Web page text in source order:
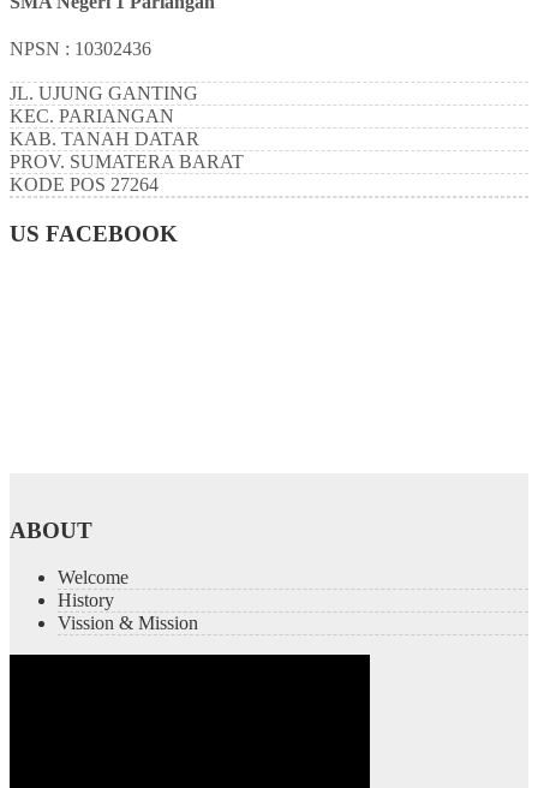
NPSN : 10302436
JL. UJUNG GANTING
KEC. PARIANGAN
KAB. TANAH DATAR
PROV. SUMATERA BARAT
KODE POS 27264
US FACEBOOK
ABOUT
Welcome
History
Vission & Mission